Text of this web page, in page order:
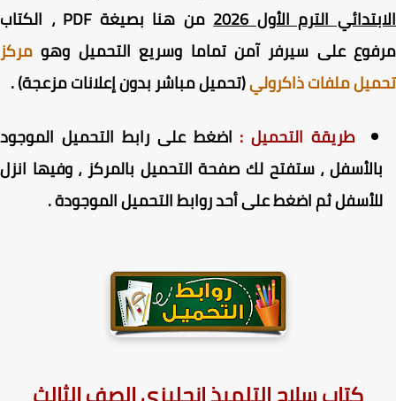
الترم الأول 2026
من هنا بصيغة PDF ، الكتاب
على سيرفر آمن تماما وسريع التحميل وهومركز
ملفات ذاكرولي(تحميل مباشر بدون إعلانات مزعجة) .
طريقة التحميل :اضغط على رابط التحميل الموجود
، ستفتح لك صفحة التحميل بالمركز ، وفيها انزل
ثم اضغط على أحد روابط التحميل الموجودة .